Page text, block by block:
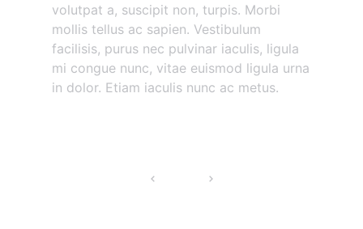
volutpat a, suscipit non, turpis. Morbi
mollis tellus ac sapien. Vestibulum
facilisis, purus nec pulvinar iaculis, ligula
mi congue nunc, vitae euismod ligula urna
in dolor. Etiam iaculis nunc ac metus.